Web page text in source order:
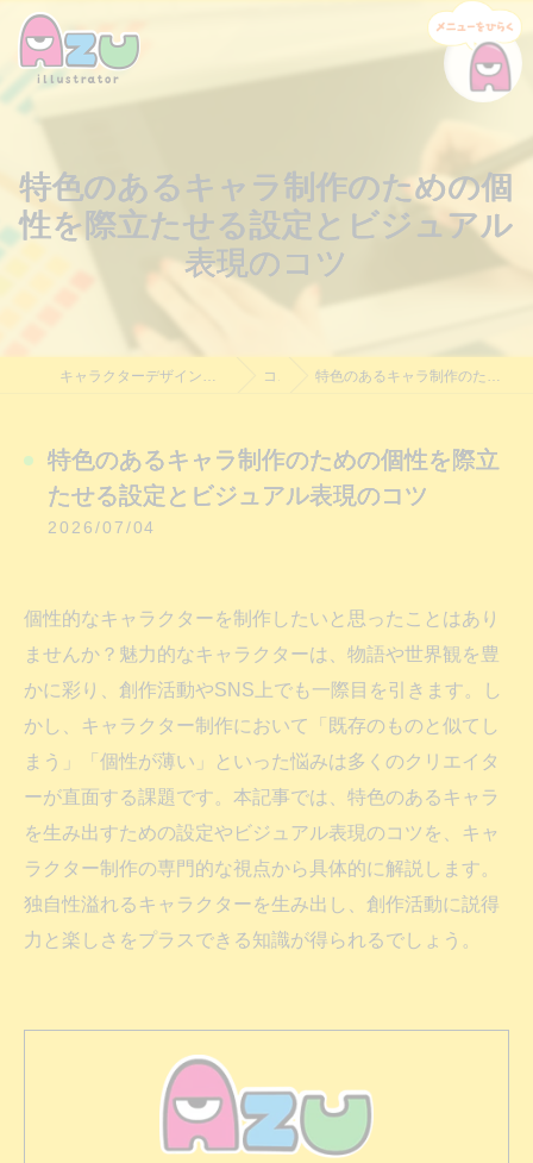
特色のあるキャラ制作のための個
性を際立たせる設定とビジュアル
表現のコツ
コラム 特色のあるキャラ制作のための個性を際立たせる設定とビジュアル表現のコツ
特色のあるキャラ制作のための個性を際立
たせる設定とビジュアル表現のコツ
2026/07/04
個性的なキャラクターを制作したいと思ったことはあり
ませんか？魅力的なキャラクターは、物語や世界観を豊
かに彩り、創作活動やSNS上でも一際目を引きます。し
かし、キャラクター制作において「既存のものと似てし
まう」「個性が薄い」といった悩みは多くのクリエイタ
ーが直面する課題です。本記事では、特色のあるキャラ
を生み出すための設定やビジュアル表現のコツを、キャ
ラクター制作の専門的な視点から具体的に解説します。
独自性溢れるキャラクターを生み出し、創作活動に説得
力と楽しさをプラスできる知識が得られるでしょう。